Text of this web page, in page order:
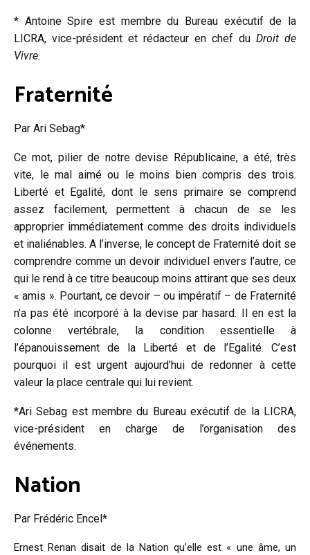
* Antoine Spire est membre du Bureau exécutif de la
LICRA, vice-président et rédacteur en chef du Droit de
Vivre.
Fraternité
Par Ari Sebag*
Ce mot, pilier de notre devise Républicaine, a été, très
vite, le mal aimé ou le moins bien compris des trois.
Liberté et Egalité, dont le sens primaire se comprend
assez facilement, permettent à chacun de se les
approprier immédiatement comme des droits individuels
et inaliénables. A l’inverse, le concept de Fraternité doit se
comprendre comme un devoir individuel envers l’autre, ce
qui le rend à ce titre beaucoup moins attirant que ses deux
« amis ». Pourtant, ce devoir – ou impératif – de Fraternité
n’a pas été incorporé à la devise par hasard. Il en est la
colonne vertébrale, la condition essentielle à
l’épanouissement de la Liberté et de l’Egalité. C’est
pourquoi il est urgent aujourd’hui de redonner à cette
valeur la place centrale qui lui revient.
*Ari Sebag est membre du Bureau exécutif de la LICRA,
vice-président en charge de l’organisation des
événements.
Nation
Par Frédéric Encel*
Ernest Renan disait de la Nation qu’elle est « une âme, un